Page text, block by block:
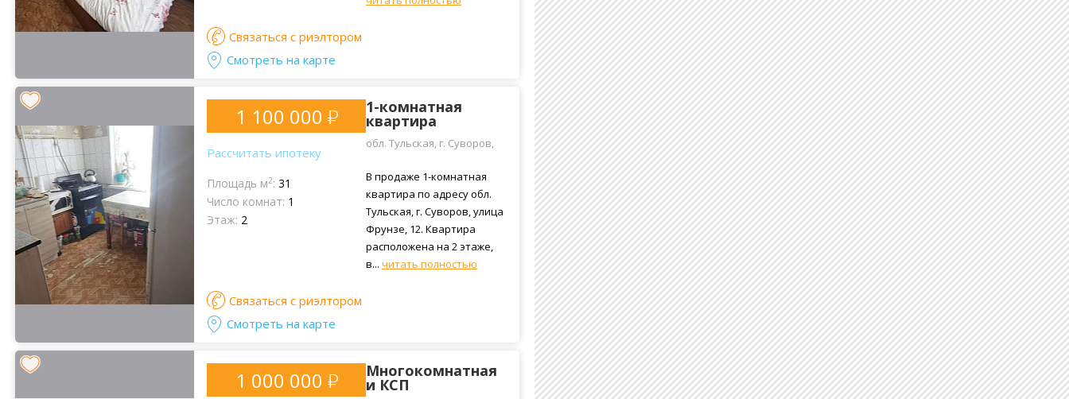
Связаться с риэлтором
Смотреть на карте
1-комнатная
квартира
обл. Тульская, г. Суворов,
В продаже 1-комнатная
квартира по адресу обл.
Тульская, г. Суворов, улица
Фрунзе, 12. Квартира
расположена на 2 этаже,
в... читать полностью
1 100 000
Рассчитать ипотеку
Площадь м2: 31
Число комнат: 1
Этаж: 2
Связаться с риэлтором
Смотреть на карте
Многокомнатная
и КСП
1 000 000